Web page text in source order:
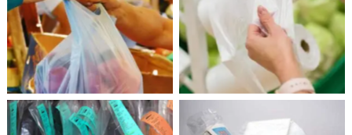
1. Bolsa de punto de
pago
2. Bolsa para empaque
a granel